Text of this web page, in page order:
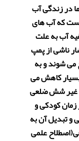
در زندگی آب
که آب های
آب به علت
ناشی از پمپ
می شوند و به
کاهش می
و غیر شش ضلعی
کودکی و
و تبدیل آن به
علمی